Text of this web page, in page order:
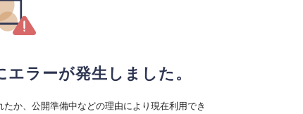
ラーが発生しました。
か、公開準備中などの理由により現在利用でき